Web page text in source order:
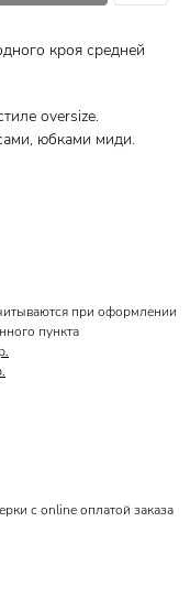
кроя средней
oversize.
юбками миди.
при оформлении
пункта
с online оплатой заказа